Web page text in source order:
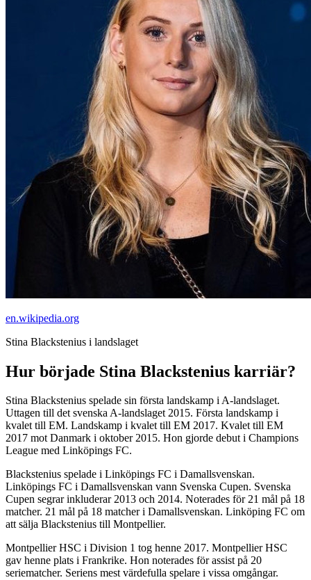
en.wikipedia.org
Stina Blackstenius i landslaget
Hur började Stina Blackstenius karriär?
Stina Blackstenius spelade sin första landskamp i A-landslaget.
Uttagen till det svenska A-landslaget 2015. Första landskamp i
kvalet till EM. Landskamp i kvalet till EM 2017. Kvalet till EM
2017 mot Danmark i oktober 2015. Hon gjorde debut i Champions
League med Linköpings FC.
Blackstenius spelade i Linköpings FC i Damallsvenskan.
Linköpings FC i Damallsvenskan vann Svenska Cupen. Svenska
Cupen segrar inkluderar 2013 och 2014. Noterades för 21 mål på 18
matcher. 21 mål på 18 matcher i Damallsvenskan. Linköping FC om
att sälja Blackstenius till Montpellier.
Montpellier HSC i Division 1 tog henne 2017. Montpellier HSC
gav henne plats i Frankrike. Hon noterades för assist på 20
seriematcher. Seriens mest värdefulla spelare i vissa omgångar.